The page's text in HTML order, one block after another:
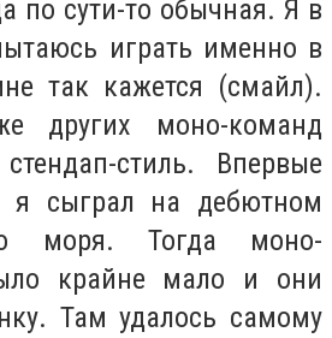
по сути-то обычная. Я в
играть именно в
так кажется (смайл).
других моно-команд
стиль.
Впервые
я сыграл на дебютном
моря. Тогда моно-
крайне мало и они
Там удалось самому